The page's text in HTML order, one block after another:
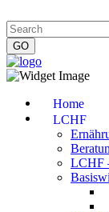
Home
LCHF
LCHF